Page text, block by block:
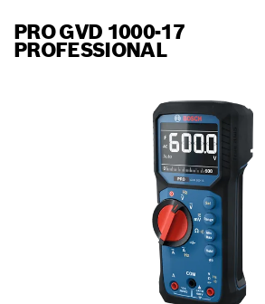
PRO GVD 1000-17
PROFESSIONAL